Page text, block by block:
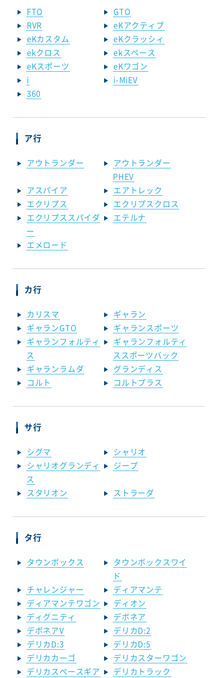
FTO
GTO
RVR
eKアクティブ
eKカスタム
eKクラッシィ
ekクロス
ekスペース
eKスポーツ
eKワゴン
i
i-MiEV
360
ア行
アウトランダー
アウトランダー
PHEV
アスパイア
エアトレック
エクリプス
エクリプスクロス
エクリプススパイダ
ー
エテルナ
エメロード
カ行
カリスマ
ギャラン
ギャランGTO
ギャランスポーツ
ギャランフォルティ
ス
ギャランフォルティ
ススポーツバック
ギャランラムダ
グランディス
コルト
コルトプラス
サ行
シグマ
シャリオ
シャリオグランディ
ス
ジープ
スタリオン ストラーダ
タ行
タウンボックス
タウンボックスワイ
ド
チャレンジャー
ディアマンテ
ディアマンテワゴン
ディオン
ディグニティ
デボネア
デボネアV
デリカD:2
デリカD:3
デリカD:5
デリカカーゴ
デリカスターワゴン
デリカスペースギア
デリカトラック